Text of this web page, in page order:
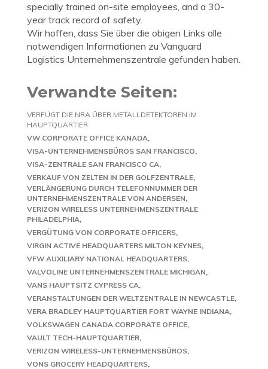
specially trained on-site employees, and a 30-
year track record of safety.
Wir hoffen, dass Sie über die obigen Links alle
notwendigen Informationen zu Vanguard
Logistics Unternehmenszentrale gefunden haben.
Verwandte Seiten:
VERFÜGT DIE NRA ÜBER METALLDETEKTOREN IM
HAUPTQUARTIER
VW CORPORATE OFFICE KANADA
VISA-UNTERNEHMENSBÜROS SAN FRANCISCO
VISA-ZENTRALE SAN FRANCISCO CA
VERKAUF VON ZELTEN IN DER GOLFZENTRALE
VERLÄNGERUNG DURCH TELEFONNUMMER DER
UNTERNEHMENSZENTRALE VON ANDERSEN
VERIZON WIRELESS UNTERNEHMENSZENTRALE
PHILADELPHIA
VERGÜTUNG VON CORPORATE OFFICERS
VIRGIN ACTIVE HEADQUARTERS MILTON KEYNES
VFW AUXILIARY NATIONAL HEADQUARTERS
VALVOLINE UNTERNEHMENSZENTRALE MICHIGAN
VANS HAUPTSITZ CYPRESS CA
VERANSTALTUNGEN DER WELTZENTRALE IN NEWCASTLE
VERA BRADLEY HAUPTQUARTIER FORT WAYNE INDIANA
VOLKSWAGEN CANADA CORPORATE OFFICE
VAULT TECH-HAUPTQUARTIER
VERIZON WIRELESS-UNTERNEHMENSBÜROS
VONS GROCERY HEADQUARTERS